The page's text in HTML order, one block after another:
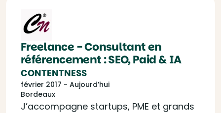
Freelance - Consultant en
référencement : SEO, Paid & IA
CONTENTNESS
février 2017 - Aujourd’hui
Bordeaux
J’accompagne startups, PME et grands